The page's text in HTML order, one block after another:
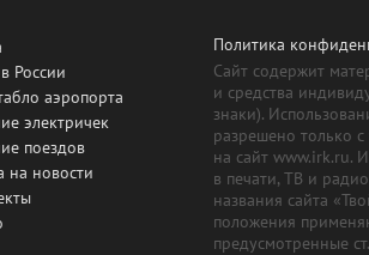
России
аэропорта
электричек
поездов
на новости
Политика
Сайт содержит
и средства
знаки).
разрешено только
на сайт www.irk.ru.
в печати, ТВ и
названия сайта
положения
предусмотренные